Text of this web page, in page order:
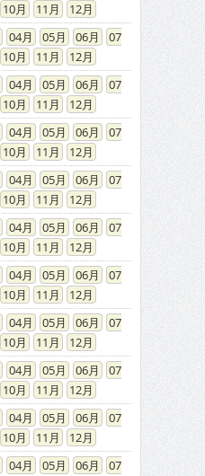
10 11
12
04 05 06
07
10 11
12
04 05 06
07
10 11
12
04 05 06
07
10 11
12
04 05 06
07
10 11
12
04 05 06
07
10 11
12
04 05 06
07
10 11
12
04 05 06
07
10 11
12
04 05 06
07
10 11
12
04 05 06
07
10 11
12
04 05 06
07